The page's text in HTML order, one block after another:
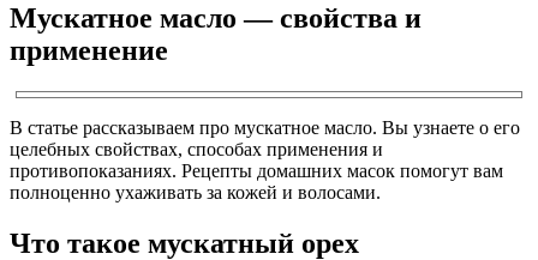
Мускатное масло — свойства и
применение
В статье рассказываем про мускатное масло. Вы узнаете о его
целебных свойствах, способах применения и
противопоказаниях. Рецепты домашних масок помогут вам
полноценно ухаживать за кожей и волосами.
Что такое мускатный орех